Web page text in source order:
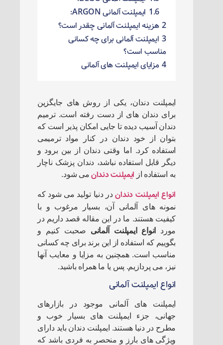
1.6 ایمپلنت آلمانی ARGON:
2 هزینه ایمپلنت آلمانی چقدر است؟
3 ایمپلنت آلمانی برای چه کسانی
مناسب است؟
4 مزایای ایمپلنت های آلمانی
ایمپلنت دندان، یکی از روش های جایگزین
برای دندان های از دست رفته است. ترمیم
دندان آسیب دیده تا جایی امکان پذیر است که
بتوان از خود دندان در کنار مواد ترمیمی
استفاده کرد. اما وقتی دندان از بین برود و
دیگر قابل استفاده نباشد، دندان پزشک ناچار
به استفاده از ایمپلنت دندانمی شود.
انواع ایمپلنت دنداندر دنیا تولید می شود که
نمونه های آلمانی آن، بسیار مرغوب و با
کیفیت هستند. ما در این مقاله قصد داریم در
مورد
انواع ایمپلنت آلمانی صحبت کنیم و
بگوییم که استفاده از این برند برای چه کسانی
مناسب است. همچنین به مزایا و معایب آنها
نیز، می پردازیم. پس یا ما همراه باشید.
انواع ایمپلنت آلمانی
ایمپلنت های آلمانی موجود در بازارهای
جهانی، جزء ایمپلنت های بسیار خوب و
مطرح در دنیا هستند. ایمپلنت دندان باید دارای
ویژگی های بارز و منحصر به فردی باشد که